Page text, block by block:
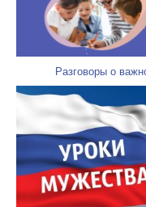
Разговоры о